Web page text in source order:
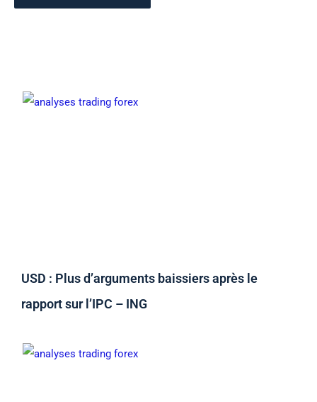
USD : Plus d’arguments baissiers après le
rapport sur l’IPC – ING